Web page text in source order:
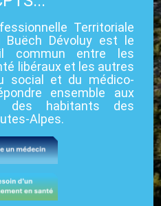
Territoriale
Buëch Dévoluy est le
commun entre les
libéraux et les autres
social et du médico-
ensemble aux
des habitants des
Alpes.